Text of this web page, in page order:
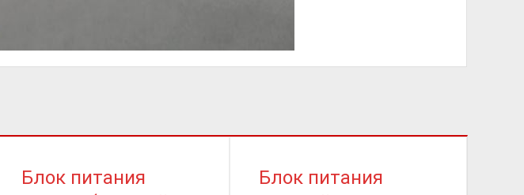
Блок питания
Блок питания